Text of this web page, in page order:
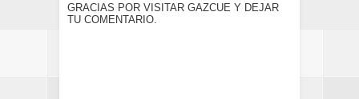
GRACIAS POR VISITAR GAZCUE Y DEJAR
TU COMENTARIO.